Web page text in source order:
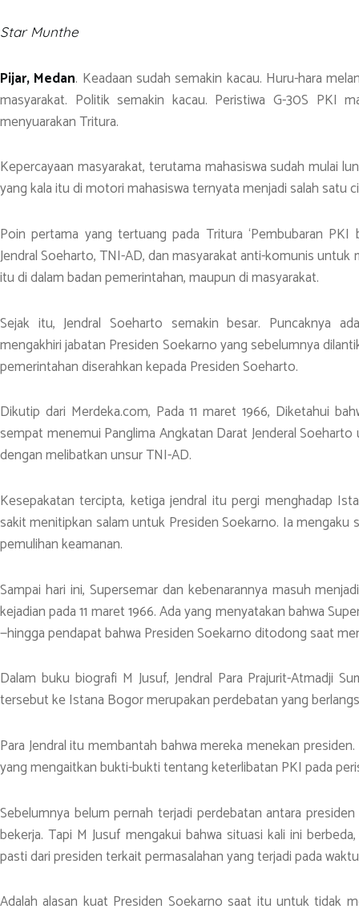
o
ok
er
p
p
m
Star Munthe
Pijar, Medan. Keadaan sudah semakin kacau. Huru-hara
masyarakat. Politik semakin kacau. Peristiwa G-30S PKI
menyuarakan Tritura.
Kepercayaan masyarakat, terutama mahasiswa sudah mulai
yang kala itu di motori mahasiswa ternyata menjadi salah satu
Poin pertama yang tertuang pada Tritura ‘Pembubaran PKI
Jendral Soeharto, TNI-AD, dan masyarakat anti-komunis
itu di dalam badan pemerintahan, maupun di masyarakat.
Sejak itu, Jendral Soeharto semakin besar. Puncaknya
mengakhiri jabatan Presiden Soekarno yang sebelumnya
pemerintahan diserahkan kepada Presiden Soeharto.
Dikutip dari Merdeka.com, Pada 11 maret 1966, Diketahui
sempat menemui Panglima Angkatan Darat Jenderal
dengan melibatkan unsur TNI-AD.
Kesepakatan tercipta, ketiga jendral itu pergi menghadap
sakit menitipkan salam untuk Presiden Soekarno. Ia mengaku
pemulihan keamanan.
Sampai hari ini, Supersemar dan kebenarannya masuh
kejadian pada 11 maret 1966. Ada yang menyatakan bahwa
—hingga pendapat bahwa Presiden Soekarno ditodong saat
Dalam buku biografi M Jusuf, Jendral Para Prajurit-Atmadji
tersebut ke Istana Bogor merupakan perdebatan yang
Para Jendral itu membantah bahwa mereka menekan
yang mengaitkan bukti-bukti tentang keterlibatan PKI pada
Sebelumnya belum pernah terjadi perdebatan antara
bekerja. Tapi M Jusuf mengakui bahwa situasi kali ini
pasti dari presiden terkait permasalahan yang terjadi pada
Adalah alasan kuat Presiden Soekarno saat itu untuk tidak